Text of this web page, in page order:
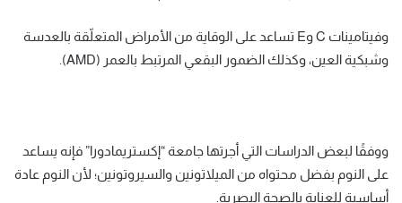
وفيتامينات C وE تساعد على الوقاية من الأمراض المتعلّقة بالعدسة
وشبكية العين، وكذلك الضمور البقعي المرتبط بالعمر (AMD).
ووفقًا لبعض الدراسات التي أجرتها جامعة “إكستريمادورا” فإنه يساعد
على النوم بفضل محتواه من الميلاتونين والسيروتونين؛ لأن النوم عادة
أساسية للعناية بالصحة البصرية.